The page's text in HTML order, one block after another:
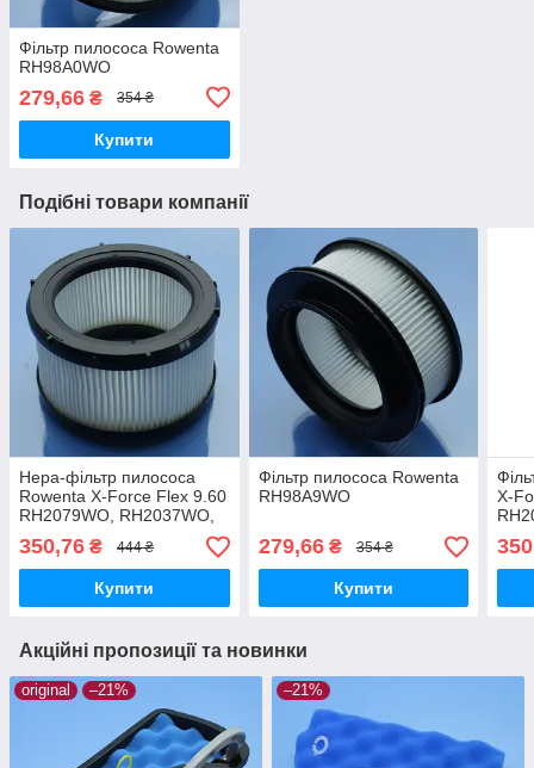
Фільтр пилососа Rowenta
RH98A0WO
279,66 ₴ 354 ₴
Купити
Подібні товари компанії
Hepa-фільтр пилососа
Rowenta X-Force Flex 9.60
RH2079WO, RH2037WO,
RH20C7WO, RH2078WO,
RH20C0WO
350,76 ₴ 444 ₴
Купити
Фільтр пилососа Rowenta
RH98A9WO
279,66₴ 354 ₴
Купити
X-
Акційні пропозиції та новинки
original –21% –21%